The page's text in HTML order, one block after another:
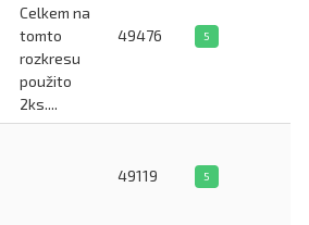
Celkem na
tomto
rozkresu
použito
2ks....
49476 5
49119 5